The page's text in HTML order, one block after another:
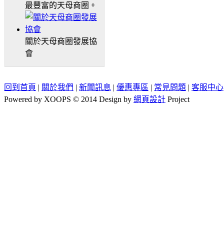
最豐富的天母商圈。
關於天母商圈發展協
會
回到首頁 | 關於我們 | 新聞訊息 | 優惠專區 | 常見問題 | 客服中心
Powered by XOOPS © 2014 Design by 網頁設計 Project